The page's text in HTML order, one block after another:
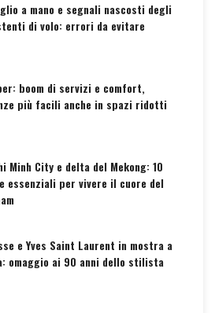
a mano e segnali nascosti degli
di volo: errori da evitare
boom di servizi e comfort,
più facili anche in spazi ridotti
Minh City e delta del Mekong: 10
essenziali per vivere il cuore del
e Yves Saint Laurent in mostra a
omaggio ai 90 anni dello stilista